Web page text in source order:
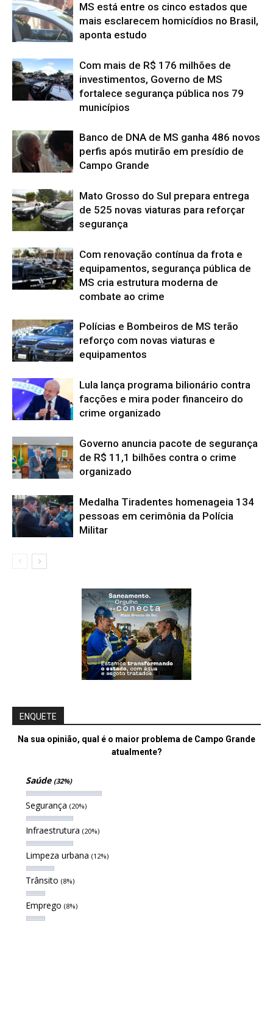
MS está entre os cinco estados que
mais esclarecem homicídios no Brasil,
aponta estudo
Com mais de R$ 176 milhões de
investimentos, Governo de MS
fortalece segurança pública nos 79
municípios
Banco de DNA de MS ganha 486 novos
perfis após mutirão em presídio de
Campo Grande
Mato Grosso do Sul prepara entrega
de 525 novas viaturas para reforçar
segurança
Com renovação contínua da frota e
equipamentos, segurança pública de
MS cria estrutura moderna de
combate ao crime
Polícias e Bombeiros de MS terão
reforço com novas viaturas e
equipamentos
Lula lança programa bilionário contra
facções e mira poder financeiro do
crime organizado
Governo anuncia pacote de segurança
de R$ 11,1 bilhões contra o crime
organizado
Medalha Tiradentes homenageia 134
pessoas em cerimônia da Polícia
Militar
ENQUETE
Na sua opinião, qual é o maior problema de Campo Grande
atualmente?
Saúde (32%)
Segurança (20%)
Infraestrutura (20%)
Limpeza urbana (12%)
Trânsito (8%)
Emprego (8%)